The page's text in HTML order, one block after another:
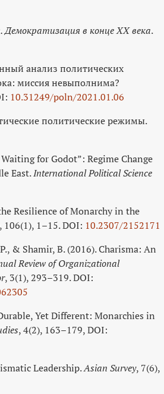
Демократизация в конце ХХ века.
анализ политических
миссия невыполнима?
10.31249/poln/2021.01.06
политические режимы.
for Godot”: Regime Change
East.International Political Science
Resilience of Monarchy in the
, 106(1), 1–15. DOI: 10.2307/2152171
& Shamir, B. (2016). Charisma: An
Review of Organizational
, 3(1), 293–319. DOI:
Yet Different: Monarchies in
, 4(2), 163–179, DOI:
Leadership.Asian Survey, 7(6),